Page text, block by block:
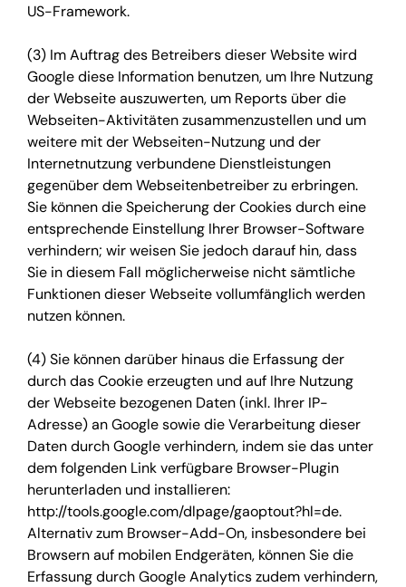
US-Framework.
(3) Im Auftrag des Betreibers dieser Website wird
Google diese Information benutzen, um Ihre Nutzung
der Webseite auszuwerten, um Reports über die
Webseiten-Aktivitäten zusammenzustellen und um
weitere mit der Webseiten-Nutzung und der
Internetnutzung verbundene Dienstleistungen
gegenüber dem Webseitenbetreiber zu erbringen.
Sie können die Speicherung der Cookies durch eine
entsprechende Einstellung Ihrer Browser-Software
verhindern; wir weisen Sie jedoch darauf hin, dass
Sie in diesem Fall möglicherweise nicht sämtliche
Funktionen dieser Webseite vollumfänglich werden
nutzen können.
(4) Sie können darüber hinaus die Erfassung der
durch das Cookie erzeugten und auf Ihre Nutzung
der Webseite bezogenen Daten (inkl. Ihrer IP-
Adresse) an Google sowie die Verarbeitung dieser
Daten durch Google verhindern, indem sie das unter
dem folgenden Link verfügbare Browser-Plugin
herunterladen und installieren:
http://tools.google.com/dlpage/gaoptout?hl=de.
Alternativ zum Browser-Add-On, insbesondere bei
Browsern auf mobilen Endgeräten, können Sie die
Erfassung durch Google Analytics zudem verhindern,